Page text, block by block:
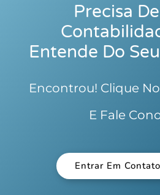
Precisa
Entende Do
Encontrou! Clique
E Fale
Entrar Em